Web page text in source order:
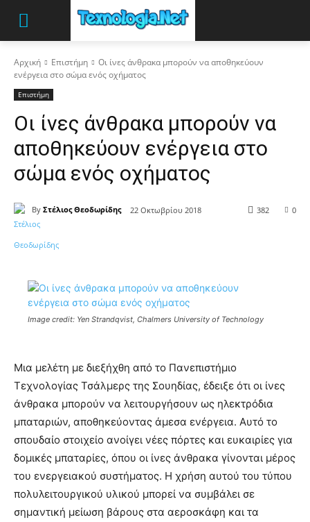
Αρχική Επιστήμη
Οι ίνες άνθρακα μπορούν να αποθηκεύουν
ενέργεια στο σώμα ενός οχήματος
Επιστήμη
Οι ίνες άνθρακα μπορούν να
αποθηκεύουν ενέργεια στο
σώμα ενός οχήματος
By Στέλιος Θεοδωρίδης 22 Οκτωβρίου 2018 0
382
Image credit: Yen Strandqvist, Chalmers University of Technology
Μια μελέτη με διεξήχθη από το Πανεπιστήμιο
Τεχνολογίας Τσάλμερς της Σουηδίας, έδειξε ότι οι ίνες
άνθρακα μπορούν να λειτουργήσουν ως ηλεκτρόδια
μπαταριών, αποθηκεύοντας άμεσα ενέργεια. Αυτό το
σπουδαίο στοιχείο ανοίγει νέες πόρτες και ευκαιρίες για
δομικές μπαταρίες, όπου οι ίνες άνθρακα γίνονται μέρος
του ενεργειακού συστήματος. Η χρήση αυτού του τύπου
πολυλειτουργικού υλικού μπορεί να συμβάλει σε
σημαντική μείωση βάρους στα αεροσκάφη και τα